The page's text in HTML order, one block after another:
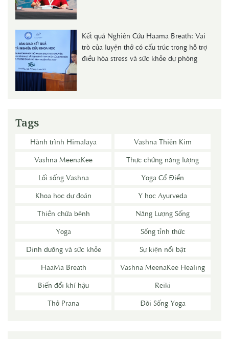
Kết quả Nghiên Cứu Haama Breath: Vai
trò của luyện thở có cấu trúc trong hỗ trợ
điều hòa stress và sức khỏe dự phòng
Tags
Hành trình Himalaya
Vashna Thiên Kim
Vashna MeenaKee
Thực chứng năng lượng
Lối sống Vashna
Yoga Cổ Điển
Khoa học dự đoán
Y học Ayurveda
Thiền chữa bệnh
Năng Lượng Sống
Yoga
Sống tỉnh thức
Dinh dưỡng và sức khỏe
Sự kiện nổi bật
HaaMa Breath
Vashna MeenaKee Healing
Biến đổi khí hậu
Reiki
Thở Prana
Đời Sống Yoga